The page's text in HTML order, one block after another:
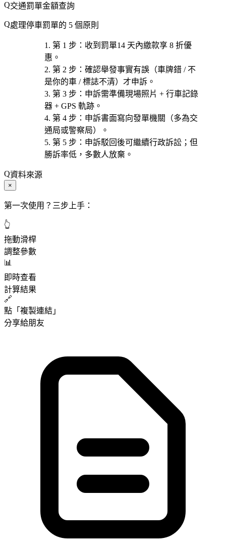
交通罰單金額查詢
處理停車罰單的 5 個原則
第 1 步 ：收到罰單14 天內繳款享 8 折優
惠。
第 2 步 ：確認舉發事實有誤 （車牌錯 / 不
是你的車 / 標誌不清）才申訴。
第 3 步 ：申訴需準備現場照片 + 行車記錄
器 + GPS 軌跡 。
第 4 步 ：申訴書面寫向發單機關
（多為交
通局或警察局）。
第 5 步 ：申訴駁回後可繼續行政訴訟 ；但
勝訴率低，多數人放棄。
資料來源
×
第一次使用？三步上手：
👆
拖動滑桿
調整參數
📊
即時查看
計算結果
🔗
點「複製連結」
分享給朋友